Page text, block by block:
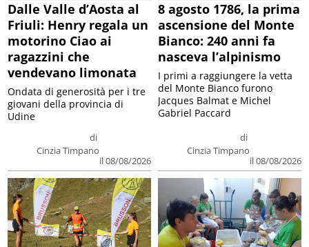
Dalle Valle d’Aosta al
Friuli: Henry regala un
motorino Ciao ai
ragazzini che
vendevano limonata
di
Cinzia Timpano
il 08/08/2026
Ondata di generosità per i tre
giovani della provincia di
Udine
8 agosto 1786, la prima
ascensione del Monte
Bianco: 240 anni fa
nasceva l’alpinismo
di
Cinzia Timpano
il 08/08/2026
I primi a raggiungere la vetta
del Monte Bianco furono
Jacques Balmat e Michel
Gabriel Paccard